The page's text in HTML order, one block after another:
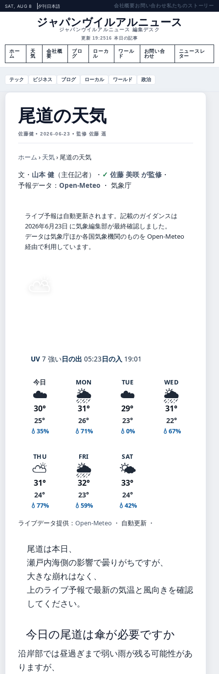
SAT, AUG 8 夕刊日本語 会社概要お問い合わせ私たちのストーリー
ジャパンヴイルアルニュース
ジャパンヴイルアルニュース 編集デスク
更新 19:2516 本日の記事
ホー
ム
天
気
会社概
要
ブロ
グ
ローカ
ル
ワール
ド
お問い合
わせ
ニュースレ
ター
テック ビジネス ブログ ローカル ワールド 政治
尾道の天気
佐藤健 • 2026-06-23 • 監修 佐藤 遥
ホーム › 天気› 尾道の天気
文・ 山本 健 （主任記者） ・ 佐藤 美咲 が監修 ・
予報データ： Open-Meteo ・ 気象庁
ライブ予報は自動更新されます。記載のガイダンスは
2026年6月23日 に気象編集部が最終確認しました。
データは気象庁ほか各国気象機関のものを Open-Meteo
経由で利用しています。
UV 7 強い日の出 05:23日の入 19:01
今日
☁️
30°
25°
💧35%
MON
🌦️
31°
26°
💧71%
TUE
☁️
29°
23°
💧0%
WED
🌦️
31°
22°
💧67%
THU
⛅
31°
24°
💧77%
FRI
🌦️
32°
23°
💧59%
SAT
🌤️
33°
24°
💧42%
ライブデータ提供： Open-Meteo ・ 自動更新 ・
尾道は本日、
瀬戸内海側の影響で曇りがちですが、
大きな崩れはなく、
上のライブ予報で最新の気温と風向きを確認
してください。
今日の尾道は傘が必要ですか
沿岸部では昼過ぎまで弱い雨が残る可能性があ
りますが、